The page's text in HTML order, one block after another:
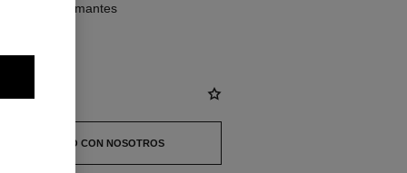
y diamantes
EN CONTACTO CON NOSOTROS